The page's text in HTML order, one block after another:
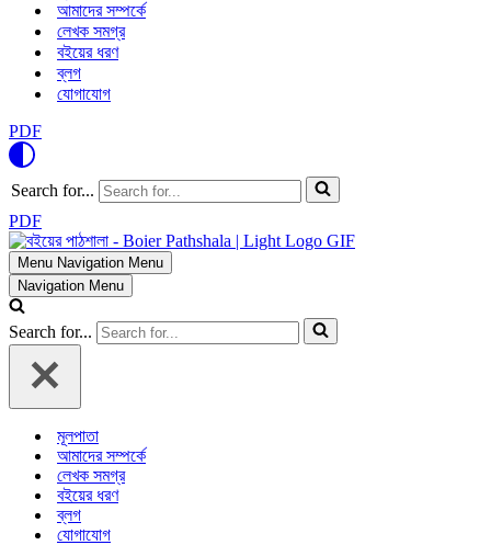
আমাদের সম্পর্কে
লেখক সমগ্র
বইয়ের ধরণ
ব্লগ
যোগাযোগ
PDF
Search for...
PDF
Menu Navigation Menu
Navigation Menu
Search for...
মূলপাতা
আমাদের সম্পর্কে
লেখক সমগ্র
বইয়ের ধরণ
ব্লগ
যোগাযোগ